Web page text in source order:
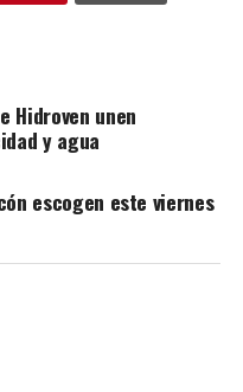
Hidroven unen
y agua
escogen este viernes